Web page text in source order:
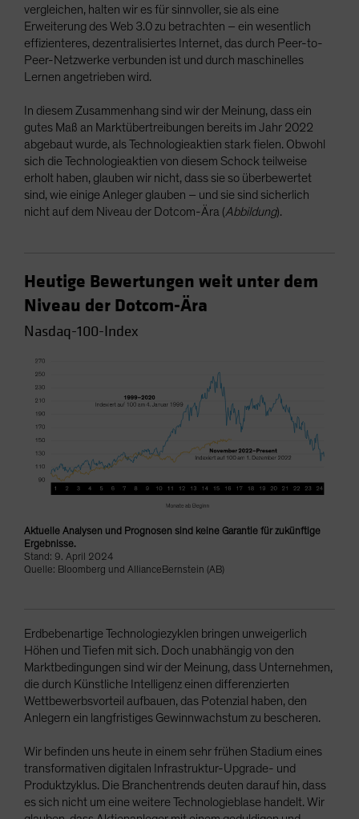
vergleichen, halten wir es für sinnvoller, sie als eine
Erweiterung des Web 3.0 zu betrachten – ein wesentlich
effizienteres, dezentralisiertes Internet, das durch Peer-to-
Peer-Netzwerke verbunden ist und durch maschinelles
Lernen angetrieben wird.
In diesem Zusammenhang sind wir der Meinung, dass ein
gutes Maß an Marktübertreibungen bereits im Jahr 2022
abgebaut wurde, als Technologieaktien stark fielen. Obwohl
sich die Technologieaktien von diesem Schock teilweise
erholt haben, glauben wir nicht, dass sie so überbewertet
sind, wie einige Anleger glauben – und sie sind sicherlich
nicht auf dem Niveau der Dotcom-Ära (Abbildung).
Heutige Bewertungen weit unter dem
Niveau der Dotcom-Ära
Nasdaq-100-Index
Aktuelle Analysen und Prognosen sind keine Garantie für zukünftige
Ergebnisse.
Stand: 9. April 2024
Quelle: Bloomberg und AllianceBernstein (AB)
Erdbebenartige Technologiezyklen bringen unweigerlich
Höhen und Tiefen mit sich. Doch unabhängig von den
Marktbedingungen sind wir der Meinung, dass Unternehmen,
die durch Künstliche Intelligenz einen differenzierten
Wettbewerbsvorteil aufbauen, das Potenzial haben, den
Anlegern ein langfristiges Gewinnwachstum zu bescheren.
Wir befinden uns heute in einem sehr frühen Stadium eines
transformativen digitalen Infrastruktur-Upgrade- und
Produktzyklus. Die Branchentrends deuten darauf hin, dass
es sich nicht um eine weitere Technologieblase handelt. Wir